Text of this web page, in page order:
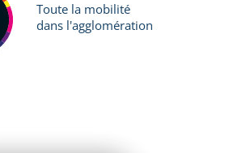
Toute la mobilité
dans l'agglomération